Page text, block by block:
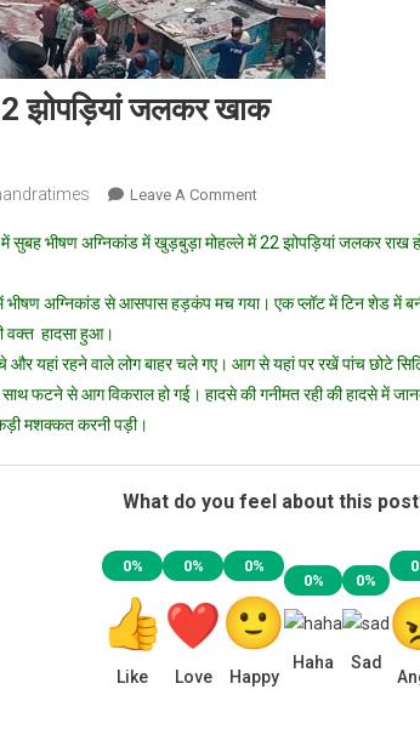
झोपड़ियां जलकर खाक
Leave A CommentOn
अग्निकांड
22
जलकर
खाक
में सुबह भीषण अग्निकांड में खुड़बुड़ा मोहल्ले में 22 झोपड़ियां जलकर राख
अग्निकांड से आसपास हड़कंप मच गया। एक प्लॉट में टिन शेड में बनी
वक्त हादसा हुआ।
और यहां रहने वाले लोग बाहर चले गए। आग से यहां पर रखें पांच छोटे
साथ फटने से आग विकराल हो गई। हादसे की गनीमत रही की हादसे में
मशक्कत करनी पड़ी।
What do you feel about this
0%
Like
0%
Love
0%
Happy
0%
Haha
0%
Sad